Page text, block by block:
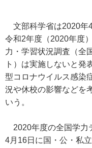
文部科学省は2020年4
令和2年度（2020年度
力・学習状況調査（全
ト）は実施しないと発
型コロナウイルス感染
況や休校の影響などを
いう。
2020年度の全国学力
4月16日に国・公・私